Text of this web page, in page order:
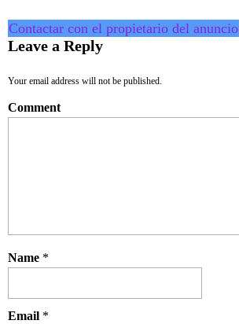
Contactar con el propietario del anuncio
Leave a Reply
Your email address will not be published.
Comment
Name *
Email *